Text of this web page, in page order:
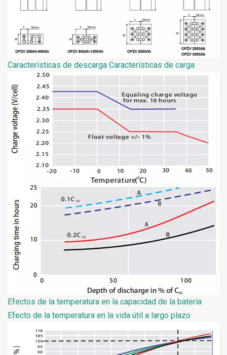
Características de descarga Características de carga
Efectos de la temperatura en la capacidad de la batería
Efecto de la temperatura en la vida útil a largo plazo